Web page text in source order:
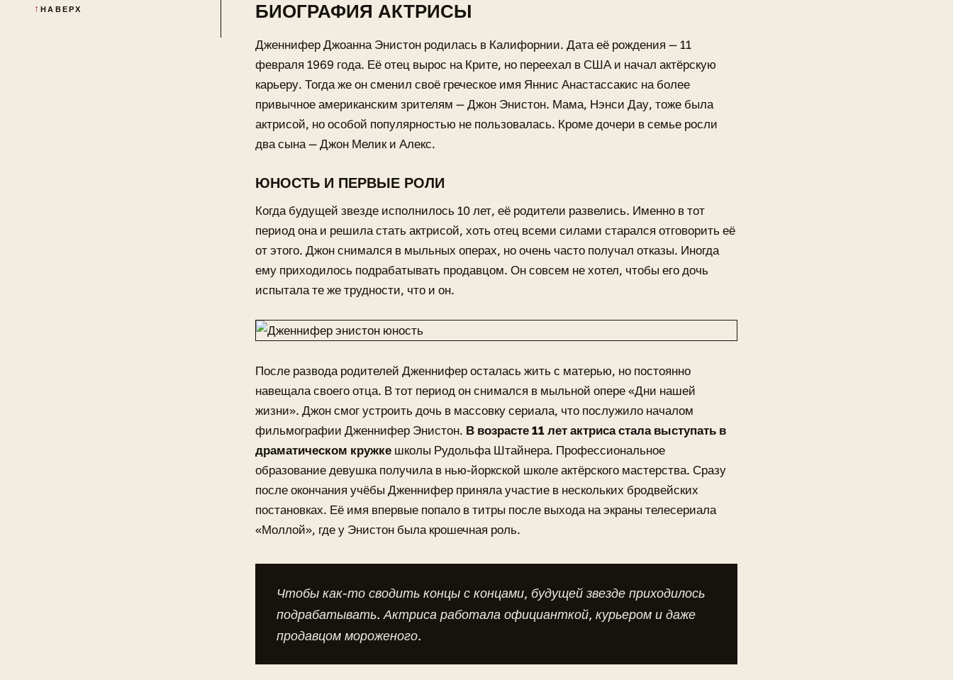
НАВЕРХ БИОГРАФИЯ АКТРИСЫ
Дженнифер Джоанна Энистон родилась в Калифорнии. Дата её рождения — 11
февраля 1969 года. Её отец вырос на Крите, но переехал в США и начал актёрскую
карьеру. Тогда же он сменил своё греческое имя Яннис Анастассакис на более
привычное американским зрителям — Джон Энистон. Мама, Нэнси Дау, тоже была
актрисой, но особой популярностью не пользовалась. Кроме дочери в семье росли
два сына — Джон Мелик и Алекс.
ЮНОСТЬ И ПЕРВЫЕ РОЛИ
Когда будущей звезде исполнилось 10 лет, её родители развелись. Именно в тот
период она и решила стать актрисой, хоть отец всеми силами старался отговорить её
от этого. Джон снимался в мыльных операх, но очень часто получал отказы. Иногда
ему приходилось подрабатывать продавцом. Он совсем не хотел, чтобы его дочь
испытала те же трудности, что и он.
После развода родителей Дженнифер осталась жить с матерью, но постоянно
навещала своего отца. В тот период он снимался в мыльной опере «Дни нашей
жизни». Джон смог устроить дочь в массовку сериала, что послужило началом
фильмографии Дженнифер Энистон. В возрасте 11 лет актриса стала выступать в
драматическом кружке школы Рудольфа Штайнера. Профессиональное
образование девушка получила в нью-йоркской школе актёрского мастерства. Сразу
после окончания учёбы Дженнифер приняла участие в нескольких бродвейских
постановках. Её имя впервые попало в титры после выхода на экраны телесериала
«Моллой», где у Энистон была крошечная роль.
Чтобы как-то сводить концы с концами, будущей звезде приходилось
подрабатывать. Актриса работала официанткой, курьером и даже
продавцом мороженого.